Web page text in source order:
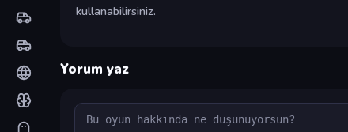
kullanabilirsiniz.
Yorum yaz
Yorum